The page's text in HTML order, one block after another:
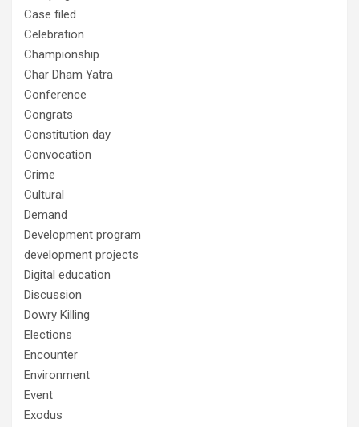
Case filed
Celebration
Championship
Char Dham Yatra
Conference
Congrats
Constitution day
Convocation
Crime
Cultural
Demand
Development program
development projects
Digital education
Discussion
Dowry Killing
Elections
Encounter
Environment
Event
Exodus